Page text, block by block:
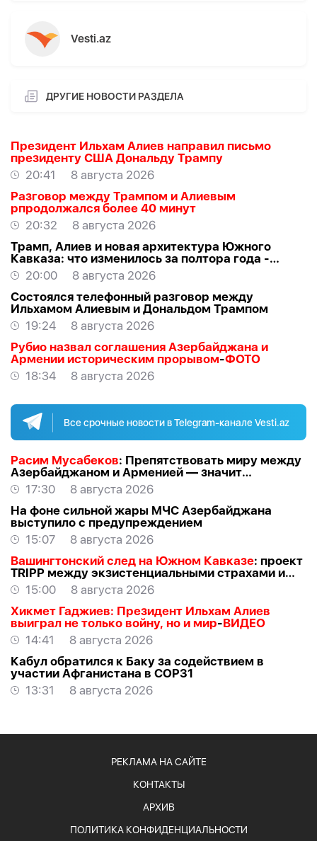
Vesti.az
ДРУГИЕ НОВОСТИ РАЗДЕЛА
Президент Ильхам Алиев направил письмо
президенту США Дональду Трампу
20:41
8 августа 2026
Разговор между Трампом и Алиевым
рпродолжался более 40 минут
20:32
8 августа 2026
Трамп, Алиев и новая архитектура Южного
Кавказа: что изменилось за полтора года -
ВЗГЛЯД
20:00
8 августа 2026
Состоялся телефонный разговор между
Ильхамом Алиевым и Дональдом Трампом
19:24
8 августа 2026
Рубио назвал соглашения Азербайджана и
Армении историческим прорывом-ФОТО
18:34
8 августа 2026
Все срочные новости в Telegram-канале Vesti.az
Расим Мусабеков: Препятствовать миру между
Азербайджаном и Арменией — значит
создавать проблемы самим себе -
17:30
8 августа 2026
На фоне сильной жары МЧС Азербайджана
выступило с предупреждением
15:07
8 августа 2026
Вашингтонский след на Южном Кавказе: проект
TRIPР между экзистенциальными страхами и
прагматичными интересами -
АЛЛАХВЕРАНОВ
15:00
8 августа 2026
Хикмет Гаджиев: Президент Ильхам Алиев
выиграл не только войну, но и мир-ВИДЕО
14:41
8 августа 2026
Кабул обратился к Баку за содействием в
участии Афганистана в COP31
13:31
8 августа 2026
РЕКЛАМА НА САЙТЕ
КОНТАКТЫ
АРХИВ
ПОЛИТИКА КОНФИДЕНЦИАЛЬНОСТИ